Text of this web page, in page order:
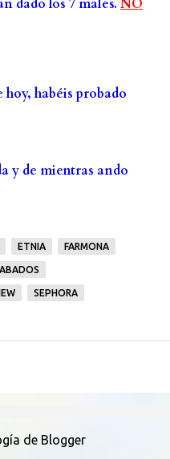
dado los 7 males. NO
hoy, habéis probado
y de mientras ando
ETNIA FARMONA
SEPHORA
de Blogger